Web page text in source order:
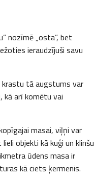
nozīmē „osta”, bet
ieraudzījuši savu
krastu tā augstums var
kā arī komētu vai
masai, viļņi var
objekti kā kuģi un klinšu
ūdens masa ir
kā ciets ķermenis.